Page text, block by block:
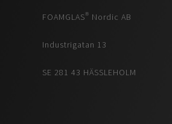
FOAMGLAS® Nordic AB
Industrigatan 13
SE 281 43 HÄSSLEHOLM